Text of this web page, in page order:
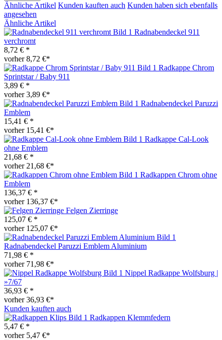
Ähnliche Artikel Kunden kauften auch Kunden haben sich ebenfalls
angesehen
Ähnliche Artikel
Radnabendeckel 911
verchromt
8,72 € *
vorher 8,72 €*
Radkappe Chrom
Sprintstar / Baby 911
3,89 € *
vorher 3,89 €*
Radnabendeckel Paruzzi
Emblem
15,41 € *
vorher 15,41 €*
Radkappe Cal-Look
ohne Emblem
21,68 € *
vorher 21,68 €*
Radkappen Chrom ohne
Emblem
136,37 € *
vorher 136,37 €*
Felgen Zierringe
125,07 € *
vorher 125,07 €*
Radnabendeckel Paruzzi Emblem Aluminium
71,98 € *
vorher 71,98 €*
Nippel Radkappe Wolfsburg |
»7/67
36,93 € *
vorher 36,93 €*
Kunden kauften auch
Radkappen Klemmfedern
5,47 € *
vorher 5,47 €*